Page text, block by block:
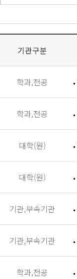
기관구분
학과,전공
학과,전공
대학(원)
대학(원)
기관,부속기관
기관,부속기관
학과,전공